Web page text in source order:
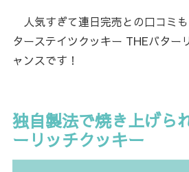
人気すぎて連日完売との口コミ
ターステイツクッキー THEバター
ャンスです！
独自製法で焼き上げら
ーリッチクッキー